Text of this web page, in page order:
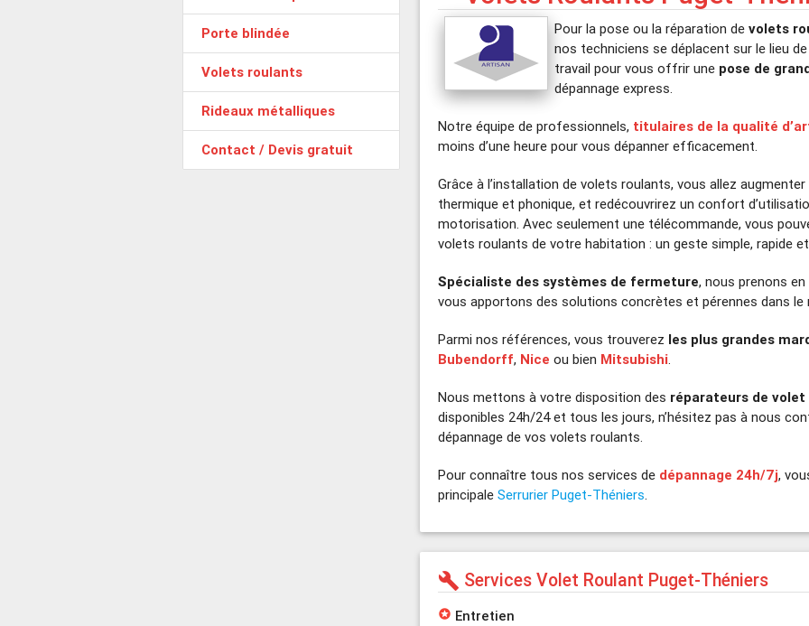
Porte blindée
Volets roulants
Rideaux métalliques
Contact / Devis gratuit
Pour la pose ou la réparation devolets
nos techniciens se déplacent sur le lieu
travail pour vous offrir une pose de
dépannage express.
Notre équipe de professionnels, titulaires de la qualité
moins d’une heure pour vous dépanner efficacement.
Grâce à l’installation de volets roulants, vous allez
thermique et phonique, et redécouvrirez un confort
motorisation. Avec seulement une télécommande, vous
volets roulants de votre habitation : un geste simple, rapide
Spécialiste des systèmes de fermeture, nous prenons
vous apportons des solutions concrètes et pérennes dans le
Parmi nos références, vous trouverez les plus grandes
Bubendorff, Nice ou bien Mitsubishi
Nous mettons à votre disposition des réparateurs de
disponibles 24h/24 et tous les jours, n’hésitez pas à nous
dépannage de vos volets roulants.
Pour connaître tous nos services de dépannage 24h/7j,
principaleSerrurier Puget-Théniers
build Services Volet Roulant Puget-Théniers
stars Entretien